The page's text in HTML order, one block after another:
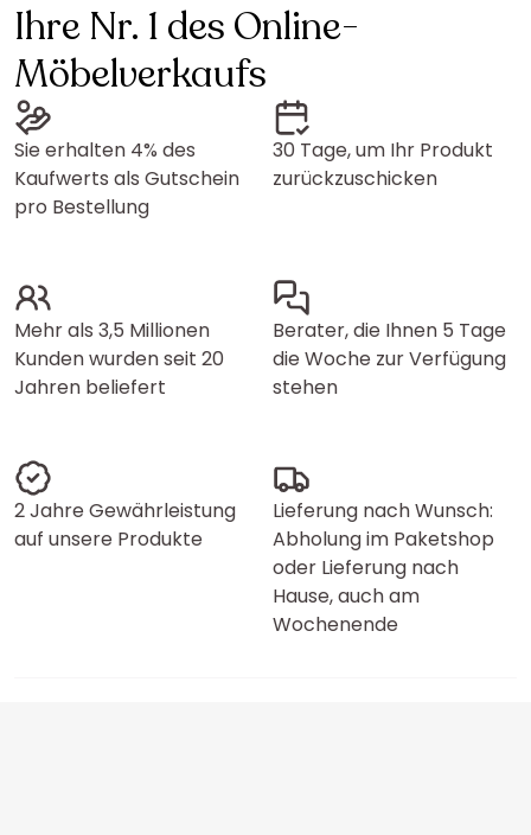
Ihre Nr. 1 des Online-
Möbelverkaufs
Sie erhalten 4% des
Kaufwerts als Gutschein
pro Bestellung
30 Tage, um Ihr Produkt
zurückzuschicken
Mehr als 3,5 Millionen
Kunden wurden seit 20
Jahren beliefert
Berater, die Ihnen 5 Tage
die Woche zur Verfügung
stehen
2 Jahre Gewährleistung
auf unsere Produkte
Lieferung nach Wunsch:
Abholung im Paketshop
oder Lieferung nach
Hause, auch am
Wochenende